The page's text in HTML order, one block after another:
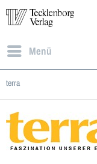
Menü
terra